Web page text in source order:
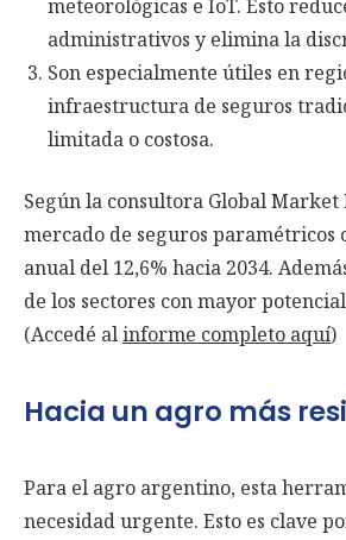
meteorológicas e IoT. Esto
administrativos y elimina la
Son especialmente útiles en
infraestructura de seguros
limitada o costosa.
Según la consultora Global Market
mercado de seguros paramétricos
anual del 12,6% hacia 2034.
de los sectores con mayor
(Accedé alinforme completo aquí)
Hacia un agro más
Para el agro argentino, esta
necesidad urgente. Esto es clave